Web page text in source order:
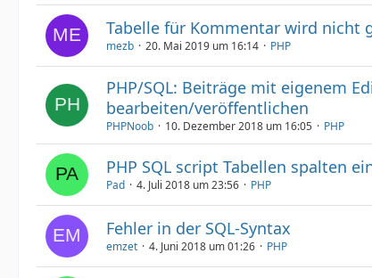
Tabelle für Kommentar wird nicht
mezb 20. Mai 2019 um 16:14 PHP
PHP/SQL: Beiträge mit eigenem
bearbeiten/veröffentlichen
PHPNoob 10. Dezember 2018 um 16:05 PHP
PHP SQL script Tabellen spalten
Pad 4. Juli 2018 um 23:56 PHP
Fehler in der SQL-Syntax
emzet 4. Juni 2018 um 01:26 PHP